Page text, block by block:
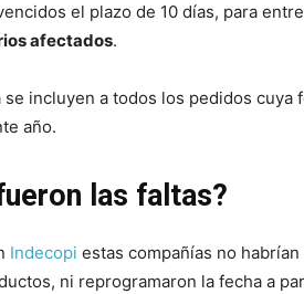
el plazo de 10 días, para
afectados.
se incluyen a todos los pedidos cuya
año.
las faltas?
Indecopi estas compañías no
ni reprogramaron la fecha a